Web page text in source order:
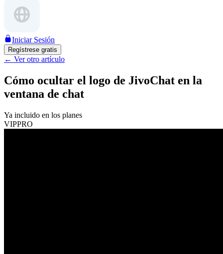
Iniciar Sesión
Regístrese gratis
← Ver otro artículo
Cómo ocultar el logo de JivoChat en la
ventana de chat
Ya incluido en los planes
VIPPRO